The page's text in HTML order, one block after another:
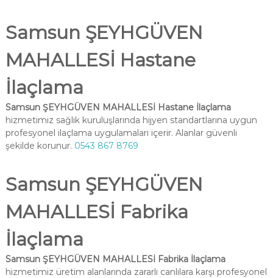
Samsun ŞEYHGÜVEN
MAHALLESİ Hastane
İlaçlama
Samsun ŞEYHGÜVEN MAHALLESİ Hastane İlaçlama
hizmetimiz sağlık kuruluşlarında hijyen standartlarına uygun
profesyonel ilaçlama uygulamaları içerir. Alanlar güvenli
şekilde korunur. 0543 867 8769
Samsun ŞEYHGÜVEN
MAHALLESİ Fabrika
İlaçlama
Samsun ŞEYHGÜVEN MAHALLESİ Fabrika İlaçlama
hizmetimiz üretim alanlarında zararlı canlılara karşı profesyonel